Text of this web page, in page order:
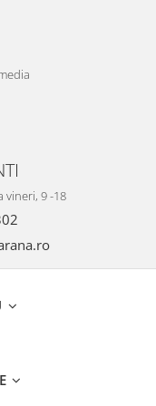
vineri, 9 -18